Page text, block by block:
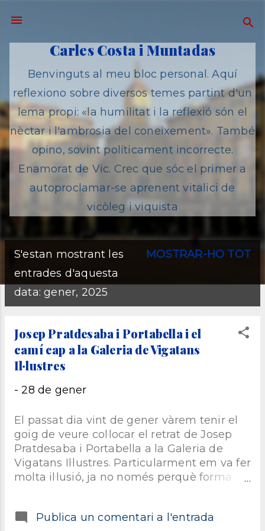
Carles Costa i Muntadas
Benvinguts al meu bloc personal. Aquí
reflexiono sobre diversos temes partint d'un
lema propi: «la humilitat i la reflexió són el
nèctar i l'ambrosia del coneixement». També
opino, sovint políticament incorrecte.
Enamorat de Vic. Crec que sóc el primer a
autoproclamar-se aprenent vitalici de
vicòleg i viquista
E
n
S'estan mostrant les
entrades d'aquesta
data: gener, 2025
MOSTRAR-HO TOT
Josep Pratdesaba i Portabella i el
camí cap a la Galeria de Vigatans
Il·lustres
-28 de gener
El passat dia vint de gener vàrem tenir el
goig de veure col·locar el retrat de Josep
Pratdesaba i Portabella a la Galeria de
Vigatans Il·lustres. Particularment em va fer
molta il·lusió, ja no només perquè forma
convenciment que hi he aportat el meu
Publica un comentari a l'entrada